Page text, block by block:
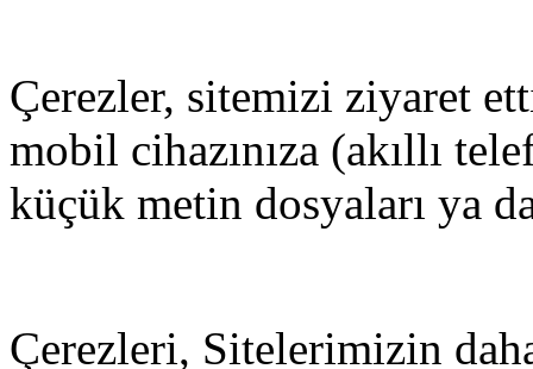
Çerezler, sitemizi ziyaret
mobil cihazınıza (akıllı
küçük metin dosyaları ya
Çerezleri, Sitelerimizin